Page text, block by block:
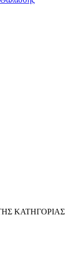
ΚΑΤΗΓΟΡΙΑΣ